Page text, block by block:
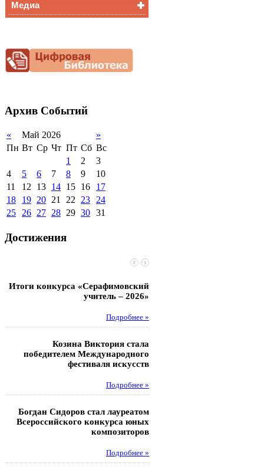
Снижение
документационной
нагрузки
Медиа
Архив Событий
« Май 2026
»
Пн Вт Ср Чт Пт Сб Вс
1
2
3
4
5 6 7 8 9
10
11
12 13 14 15 16
17
18
19 20 21 22 23 24
25 26 27 28 29 30 31
Достижения
Итоги конкурса «Серафимовский
учитель – 2026»
Подробнее »
Козина Виктория стала
победителем Международного
фестиваля искусств
Подробнее »
Богдан Сидоров стал лауреатом
Всероссийского конкурса юных
композиторов
Подробнее »